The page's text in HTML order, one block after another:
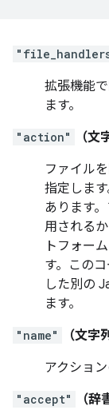
拡張機能
ます。
"action"
（文
ファイル
指定しま
あります
用される
トフォー
す。このコ
した別の
ます。
"name"
（文字
アクショ
"accept" （辞